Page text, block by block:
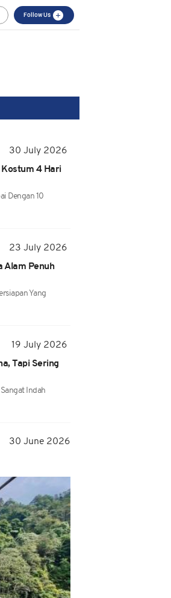
Follow Us
30 July 2026
Kostum 4 Hari
Dengan 10
23 July 2026
Alam Penuh
Yang
19 July 2026
Tapi Sering
Indah
30 June 2026